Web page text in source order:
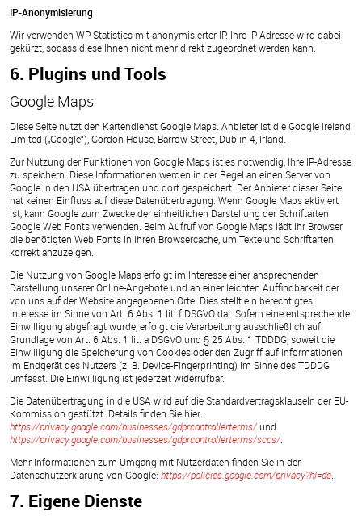
IP-Anonymisierung
Wir verwenden WP Statistics mit anonymisierter IP. Ihre IP-Adresse wird dabei
gekürzt, sodass diese Ihnen nicht mehr direkt zugeordnet werden kann.
6. Plugins und Tools
Google Maps
Diese Seite nutzt den Kartendienst Google Maps. Anbieter ist die Google Ireland
Limited („Google“), Gordon House, Barrow Street, Dublin 4, Irland.
Zur Nutzung der Funktionen von Google Maps ist es notwendig, Ihre IP-Adresse
zu speichern. Diese Informationen werden in der Regel an einen Server von
Google in den USA übertragen und dort gespeichert. Der Anbieter dieser Seite
hat keinen Einfluss auf diese Datenübertragung. Wenn Google Maps aktiviert
ist, kann Google zum Zwecke der einheitlichen Darstellung der Schriftarten
Google Web Fonts verwenden. Beim Aufruf von Google Maps lädt Ihr Browser
die benötigten Web Fonts in ihren Browsercache, um Texte und Schriftarten
korrekt anzuzeigen.
Die Nutzung von Google Maps erfolgt im Interesse einer ansprechenden
Darstellung unserer Online-Angebote und an einer leichten Auffindbarkeit der
von uns auf der Website angegebenen Orte. Dies stellt ein berechtigtes
Interesse im Sinne von Art. 6 Abs. 1 lit. f DSGVO dar. Sofern eine entsprechende
Einwilligung abgefragt wurde, erfolgt die Verarbeitung ausschließlich auf
Grundlage von Art. 6 Abs. 1 lit. a DSGVO und § 25 Abs. 1 TDDDG, soweit die
Einwilligung die Speicherung von Cookies oder den Zugriff auf Informationen
im Endgerät des Nutzers (z. B. Device-Fingerprinting) im Sinne des TDDDG
umfasst. Die Einwilligung ist jederzeit widerrufbar.
Die Datenübertragung in die USA wird auf die Standardvertragsklauseln der EU-
Kommission gestützt. Details finden Sie hier:
https://privacy.google.com/businesses/gdprcontrollerterms/und
https://privacy.google.com/businesses/gdprcontrollerterms/sccs/
Mehr Informationen zum Umgang mit Nutzerdaten finden Sie in der
Datenschutzerklärung von Google: https://policies.google.com/privacy?hl=de
7. Eigene Dienste